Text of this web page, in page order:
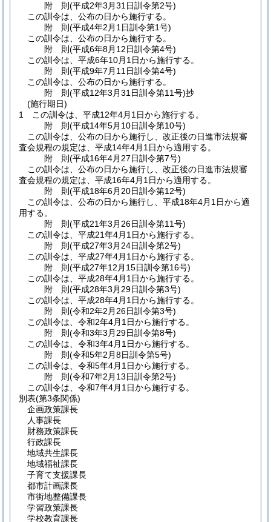
附 則(平成2年3月31日訓令第2号)
この訓令は、公布の日から施行する。
附 則(平成4年2月1日訓令第1号)
この訓令は、公布の日から施行する。
附 則(平成6年8月12日訓令第4号)
この訓令は、平成6年10月1日から施行する。
附 則(平成9年7月11日訓令第4号)
この訓令は、公布の日から施行する。
附 則(平成12年3月31日訓令第11号)抄
(施行期日)
1
この訓令は、平成12年4月1日から施行する。
附 則(平成14年5月10日訓令第10号)
この訓令は、公布の日から施行し、改正後の日進市法規審
査会規程の規定は、平成14年4月1日から適用する。
附 則(平成16年4月27日訓令第7号)
この訓令は、公布の日から施行し、改正後の日進市法規審
査会規程の規定は、平成16年4月1日から適用する。
附 則(平成18年6月20日訓令第12号)
この訓令は、公布の日から施行し、平成18年4月1日から適
用する。
附 則(平成21年3月26日訓令第11号)
この訓令は、平成21年4月1日から施行する。
附 則(平成27年3月24日訓令第2号)
この訓令は、平成27年4月1日から施行する。
附 則(平成27年12月15日訓令第16号)
この訓令は、平成28年4月1日から施行する。
附 則(平成28年3月29日訓令第3号)
この訓令は、平成28年4月1日から施行する。
附 則(令和2年2月26日訓令第3号)
この訓令は、令和2年4月1日から施行する。
附 則(令和3年3月29日訓令第8号)
この訓令は、令和3年4月1日から施行する。
附 則(令和5年2月8日訓令第5号)
この訓令は、令和5年4月1日から施行する。
附 則(令和7年2月13日訓令第2号)
この訓令は、令和7年4月1日から施行する。
別表(第3条関係)
企画政策課長
人事課長
財務政策課長
行政課長
地域共生課長
地域福祉課長
子育て支援課長
都市計画課長
市街地整備課長
学習政策課長
学校教育課長